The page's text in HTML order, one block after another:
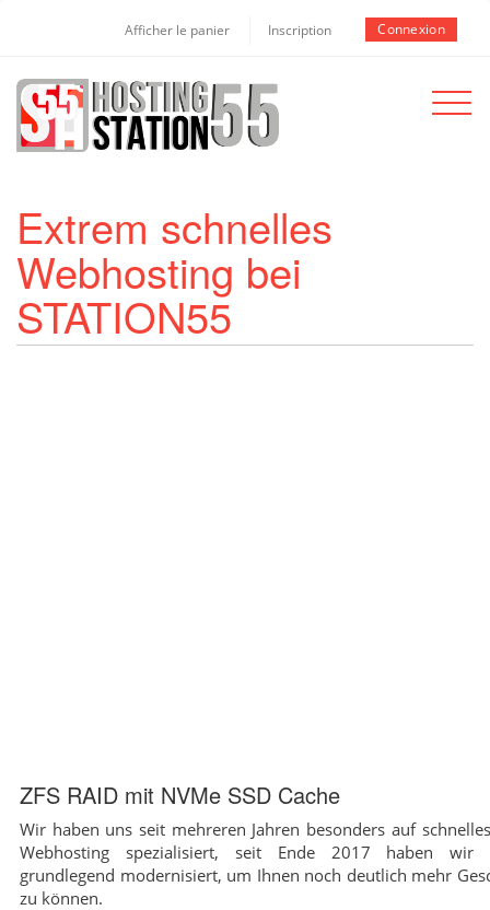
Afficher le panier Inscription Connexion
Toggle
Extrem schnelles
Webhosting bei
STATION55
ZFS RAID mit NVMe SSD Cache
Wir haben uns seit mehreren Jahren besonders auf
Webhosting spezialisiert, seit Ende 2017 haben wir
grundlegend modernisiert, um Ihnen noch deutlich mehr
zu können.